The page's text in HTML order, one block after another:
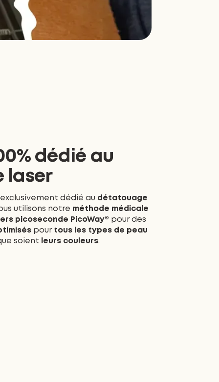
dédié au
laser
dédié au détatouage
utilisons notre méthode médicale
picoseconde PicoWay® pour des
pour tous les types de peau
soient
leurs couleurs.